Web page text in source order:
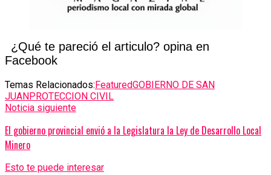
¿Qué te pareció el articulo? opina en
Facebook
Temas Relacionados:FeaturedGOBIERNO DE SAN
JUANPROTECCION CIVIL
Noticia siguiente
El gobierno provincial envió a la Legislatura la Ley de Desarrollo Local
Minero
Esto te puede interesar